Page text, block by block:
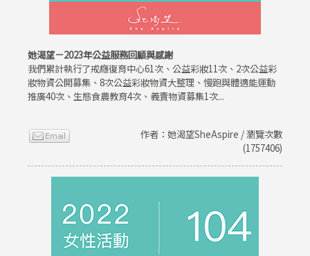
她渴望－2023年公益服務回顧與感謝
我們累計執行了戒癮復育中心61次、公益彩妝11次、2次公益彩
妝物資公開募集、8次公益彩妝物資大整理、慢跑與體適能運動
推廣40次、生態食農教育4次、義賣物資募集1次...
作者：她渴望SheAspire / 瀏覽次數
(1757406)